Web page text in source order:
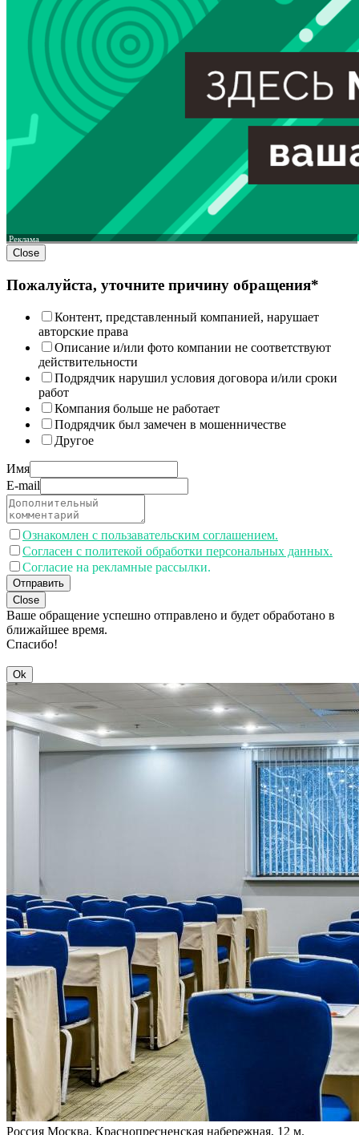
Реклама
Close
Пожалуйста, уточните причину обращения*
Контент, представленный компанией, нарушает
авторские права
Описание и/или фото компании не соответствуют
действительности
Подрядчик нарушил условия договора и/или сроки
работ
Компания больше не работает
Подрядчик был замечен в мошенничестве
Другое
Имя
E-mail
Ознакомлен с пользавательским соглашением.
Согласен с политекой обработки персональных данных.
Согласие на рекламные рассылки.
Отправить
Close
Ваше обращение успешно отправлено и будет обработано в
ближайшее время.
Спасибо!
Ok
Россия Москва, Краснопресненская набережная, 12 м.